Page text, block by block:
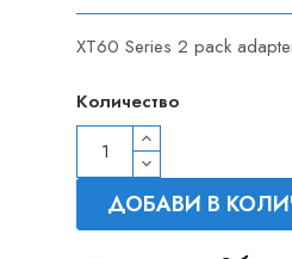
XT60 Series 2 pack
Количество
ДОБАВИ В